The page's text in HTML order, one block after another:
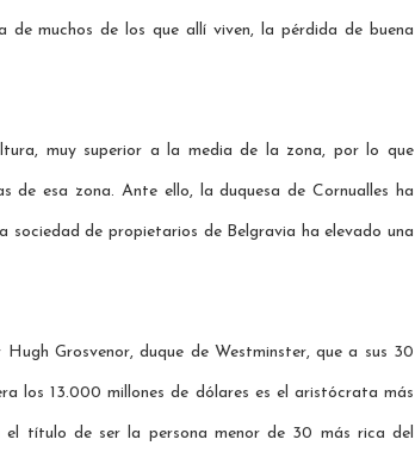
de muchos de los que allí viven, la pérdida de buena
muy superior a la media de la zona, por lo que
de esa zona. Ante ello, la duquesa de Cornualles ha
sociedad de propietarios de Belgravia ha elevado una
Grosvenor, duque de Westminster, que a sus 30
los 13.000 millones de dólares es el aristócrata más
título de ser la persona menor de 30 más rica del